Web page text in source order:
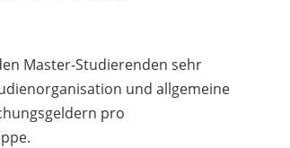
Master-Studierenden sehr
und allgemeine
pro